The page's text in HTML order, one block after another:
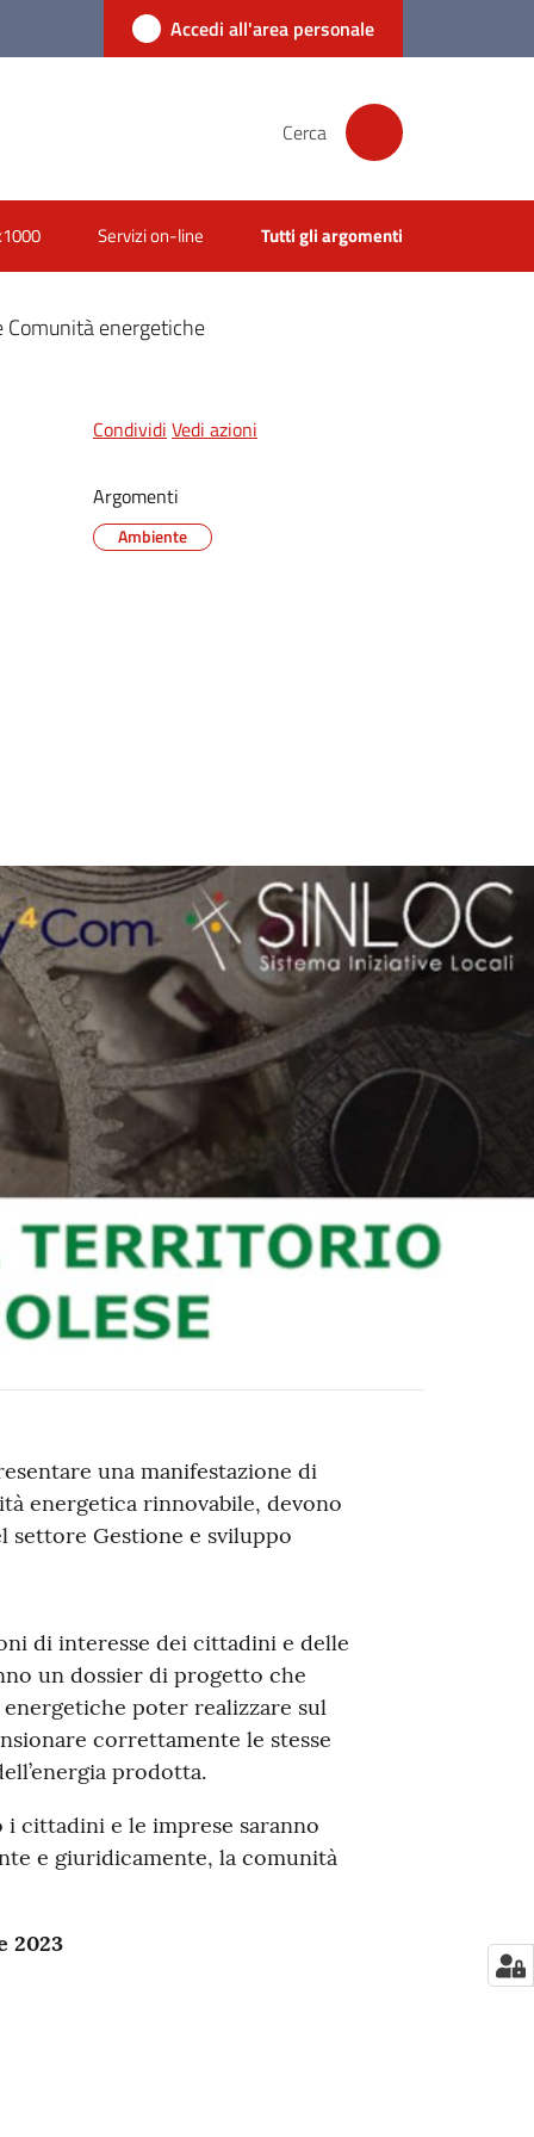
Accedi all'area personale
Cerca
Servizi on-line Tutti gli argomenti
energetiche
Condividi Vedi azioni
Argomenti
Ambiente
una manifestazione di
energetica rinnovabile, devono
settore Gestione e sviluppo
di interesse dei cittadini e delle
un dossier di progetto che
poter realizzare sul
correttamente le stesse
prodotta.
cittadini e le imprese saranno
e giuridicamente, la comunità
2023